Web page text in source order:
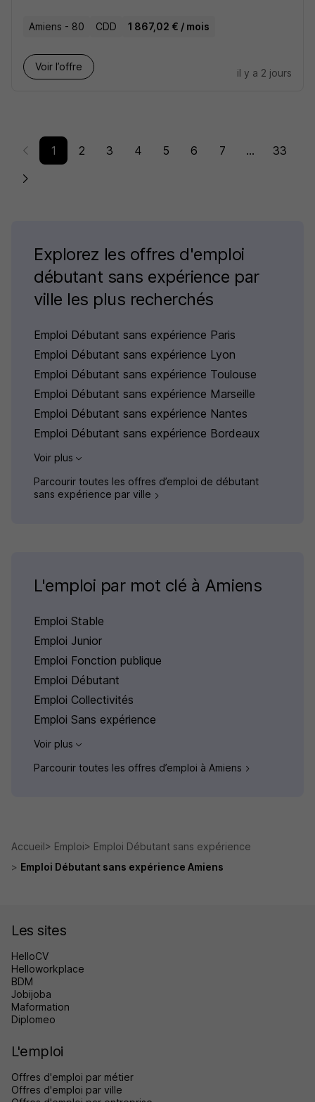
Amiens - 80 CDD 1 867,02 € / mois
Voir l’offre
il y a 2 jours
1 2 3 4 5 6 7 ... 33
Explorez les offres d'emploi
débutant sans expérience par
ville les plus recherchés
Emploi Débutant sans expérience Paris
Emploi Débutant sans expérience Lyon
Emploi Débutant sans expérience Toulouse
Emploi Débutant sans expérience Marseille
Emploi Débutant sans expérience Nantes
Emploi Débutant sans expérience Bordeaux
Voir plus
Parcourir toutes les offres d’emploi de débutant
sans expérience par ville
L'emploi par mot clé à Amiens
Emploi Stable
Emploi Junior
Emploi Fonction publique
Emploi Débutant
Emploi Collectivités
Emploi Sans expérience
Voir plus
Parcourir toutes les offres d’emploi à Amiens
Accueil Emploi
Emploi Débutant sans expérience
Emploi Débutant sans expérience Amiens
Les sites
HelloCV
Helloworkplace
BDM
Jobijoba
Maformation
Diplomeo
L'emploi
Offres d'emploi par métier
Offres d'emploi par ville